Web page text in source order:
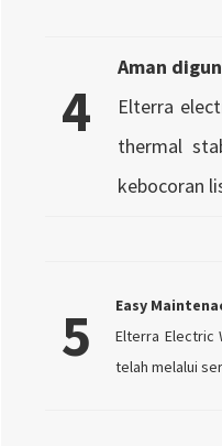
4
Aman
Elterra
thermal
kebocoran
5
Easy
Elterra Electric
telah melalui